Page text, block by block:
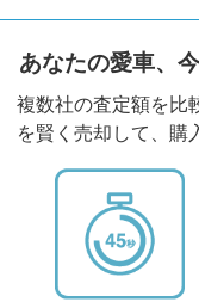
あなたの愛車、
複数社の査定額を比
を賢く売却して、購